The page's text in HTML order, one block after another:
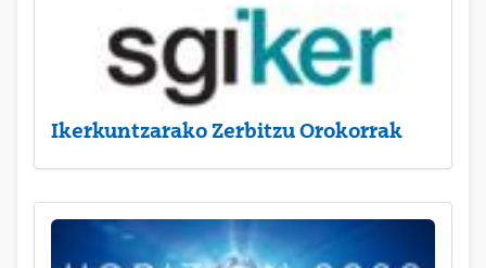
Ikerkuntzarako Zerbitzu Orokorrak